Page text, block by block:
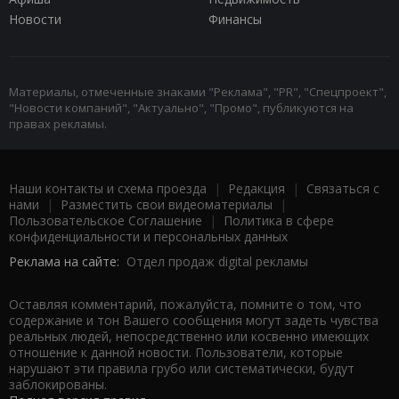
Новости
Финансы
Материалы, отмеченные знаками "Реклама", "PR", "Спецпроект",
"Новости компаний", "Актуально", "Промо", публикуются на
правах рекламы.
Наши контакты и схема проезда | Редакция | Связаться с
нами | Разместить свои видеоматериалы |
Пользовательское Соглашение |
Политика в сфере
конфиденциальности и персональных данных
Реклама на сайте: Отдел продаж digital рекламы
Оставляя комментарий, пожалуйста, помните о том, что
содержание и тон Вашего сообщения могут задеть чувства
реальных людей, непосредственно или косвенно имеющих
отношение к данной новости. Пользователи, которые
нарушают эти правила грубо или систематически, будут
заблокированы.